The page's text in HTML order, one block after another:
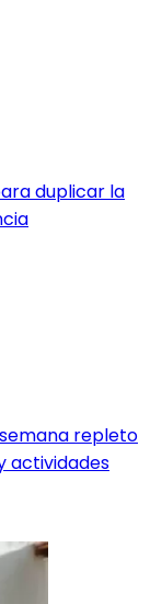
duplicar la
repleto
actividades